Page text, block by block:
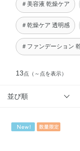
＃美容液 乾燥ケア
＃乾燥ケア 透明感
＃ファンデーション
13点 （～点を表示）
並び順